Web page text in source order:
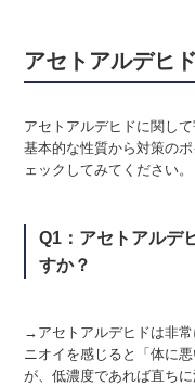
アセトアルデヒ
アセトアルデヒドに関し
基本的な性質から対策の
ェックしてみてください。
Q1：アセトアルデ
すか？
→アセトアルデヒドは非
ニオイを感じると「体に
が、低濃度であれば直ち